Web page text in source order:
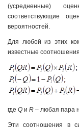
(усредненные)
соответствующие
вероятностей.
Для любой из этих
известные
где Q и R – любая пара
Эти соотношения в